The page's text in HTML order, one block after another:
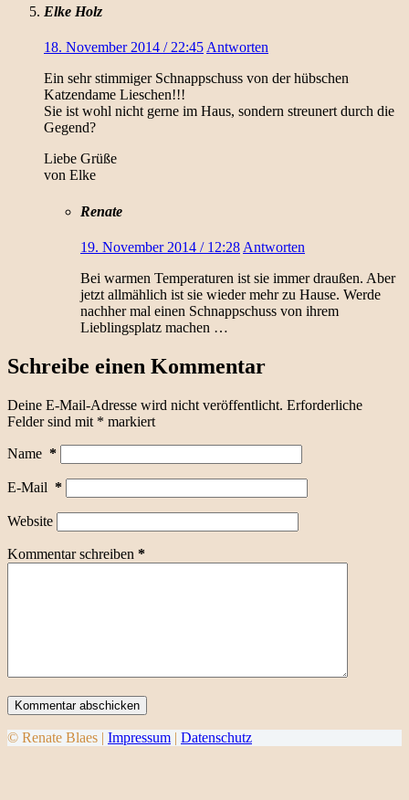
Elke Holz
18. November 2014 / 22:45 Antworten
Ein sehr stimmiger Schnappschuss von der hübschen
Katzendame Lieschen!!!
Sie ist wohl nicht gerne im Haus, sondern streunert durch die
Gegend?
Liebe Grüße
von Elke
Renate
19. November 2014 / 12:28 Antworten
Bei warmen Temperaturen ist sie immer draußen. Aber
jetzt allmählich ist sie wieder mehr zu Hause. Werde
nachher mal einen Schnappschuss von ihrem
Lieblingsplatz machen …
Schreibe einen Kommentar
Deine E-Mail-Adresse wird nicht veröffentlicht. Erforderliche
Felder sind mit * markiert
Name *
E-Mail *
Website
Kommentar schreiben *
Kommentar abschicken
© Renate Blaes | Impressum | Datenschutz